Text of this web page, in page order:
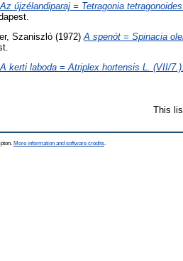
Az újzélandiparaj = Tetragonia
Szaniszló (1972) A spenót = Spinacia
A kerti laboda = Atriplex hortensis L. (VII/7.).
This
More information and software credits